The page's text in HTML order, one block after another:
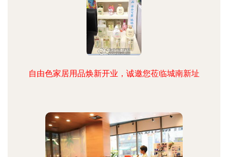
自由色家居用品焕新开业，诚邀您莅临城南新址